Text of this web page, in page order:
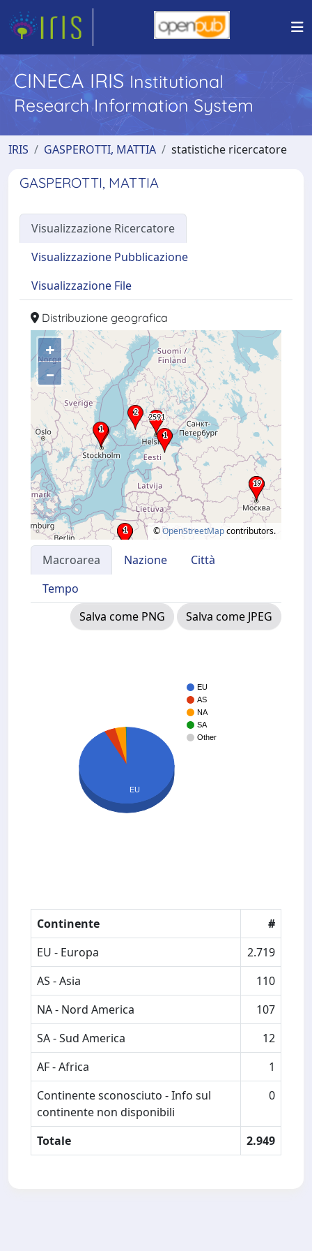
CINECA IRIS Institutional
Research Information System
IRIS GASPEROTTI, MATTIA statistiche ricercatore
GASPEROTTI, MATTIA
Visualizzazione Ricercatore
Visualizzazione Pubblicazione
Visualizzazione File
Distribuzione geografica
+
–
©OpenStreetMapcontributors.
Macroarea Nazione
Città
Tempo
Salva come PNG
Salva come JPEG
EU
AS
NA
SA
Other
EU
Continente
#
EU - Europa
2.719
AS - Asia
110
NA - Nord America
107
SA - Sud America
12
AF - Africa
1
Continente sconosciuto - Info sul
continente non disponibili
0
Totale 2.949